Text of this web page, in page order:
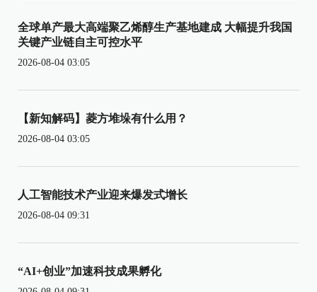
全球单产最大高端聚乙烯醇生产基地建成 大幅提升我国
关键产业链自主可控水平
2026-08-04 03:05
【新知解码】菱方堆垛有什么用？
2026-08-04 03:05
人工智能技术产业迎来爆发式增长
2026-08-04 09:31
“AI+创业”加速科技成果孵化